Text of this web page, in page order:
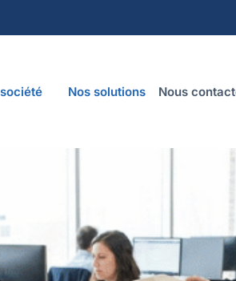
Nos solutions Nous